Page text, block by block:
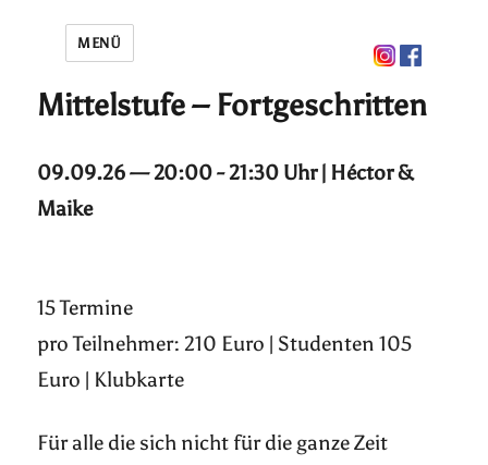
MENÜ
Mittelstufe – Fortgeschritten
09.09.26 — 20:00 - 21:30 Uhr | Héctor &
Maike
15 Termine
pro Teilnehmer: 210 Euro | Studenten 105
Euro | Klubkarte
Für alle die sich nicht für die ganze Zeit